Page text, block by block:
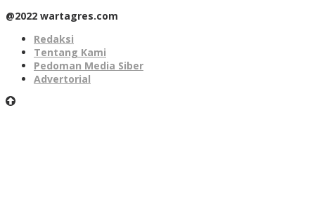
@2022 wartagres.com
Redaksi
Tentang Kami
Pedoman Media Siber
Advertorial